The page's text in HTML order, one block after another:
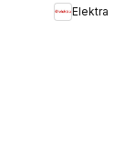
Elektra